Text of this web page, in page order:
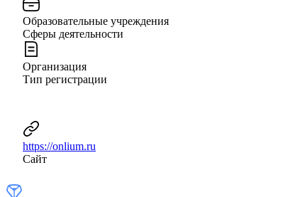
Образовательные учреждения
Сферы деятельности
Организация
Тип регистрации
https://onlium.ru
Сайт